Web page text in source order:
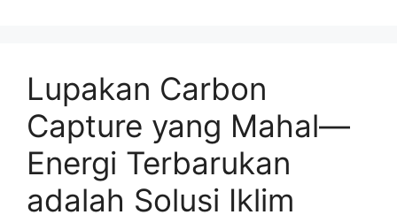
Lupakan Carbon
Capture yang Mahal—
Energi Terbarukan
adalah Solusi Iklim